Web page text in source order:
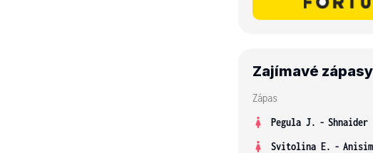
Zajímavé zápasy
Zápas
Pegula J. - Shnaider
Svitolina E. -